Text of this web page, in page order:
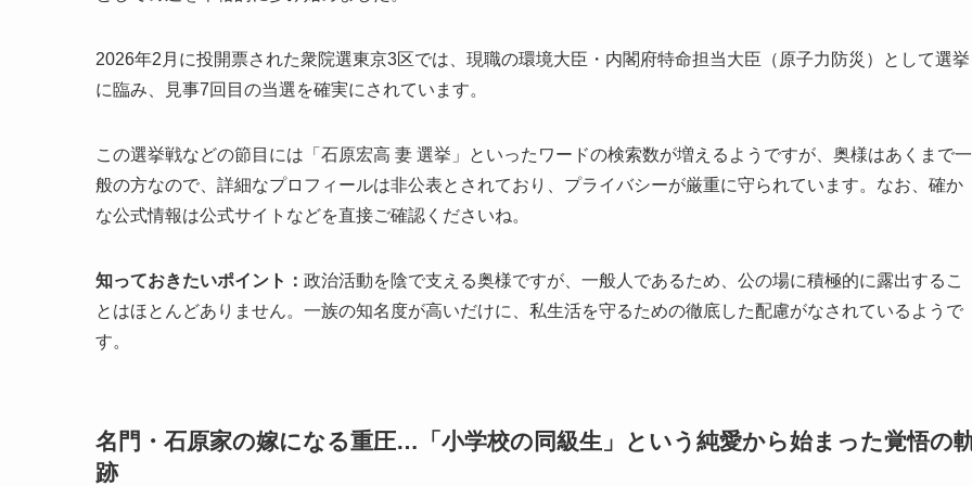
2026年2月に投開票された衆院選東京3区では、現職の環境大臣・内閣府特命担当大臣（原子力防災）として選挙
に臨み、見事7回目の当選を確実にされています。
この選挙戦などの節目には「石原宏高 妻 選挙」といったワードの検索数が増えるようですが、奥様はあくまで一
般の方なので、詳細なプロフィールは非公表とされており、プライバシーが厳重に守られています。なお、確か
な公式情報は公式サイトなどを直接ご確認くださいね。
知っておきたいポイント： 政治活動を陰で支える奥様ですが、一般人であるため、公の場に積極的に露出するこ
とはほとんどありません。一族の知名度が高いだけに、私生活を守るための徹底した配慮がなされているようで
す。
名門・石原家の嫁になる重圧…「小学校の同級生」という純愛から始まった覚悟の
跡